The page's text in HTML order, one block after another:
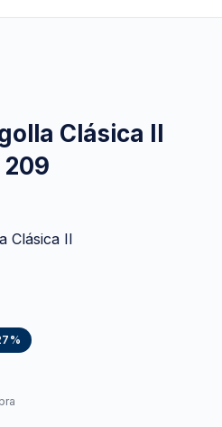
Clásica II
209
Clásica II